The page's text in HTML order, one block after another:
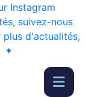
Instagram
suivez-nous
plus d'actualités,
✦